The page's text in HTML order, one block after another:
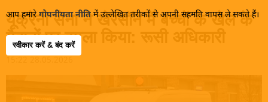
आप हमारे गोपनीयता नीति में उल्लेखित तरीकों से अपनी सहमति वापस ले सकते हैं।
स्वीकार करें & बंद करें
यूक्रेनी सेना ने खेरसॉन में बच्चों के खेल के
मैदानों पर हमला किया: रूसी अधिकारी